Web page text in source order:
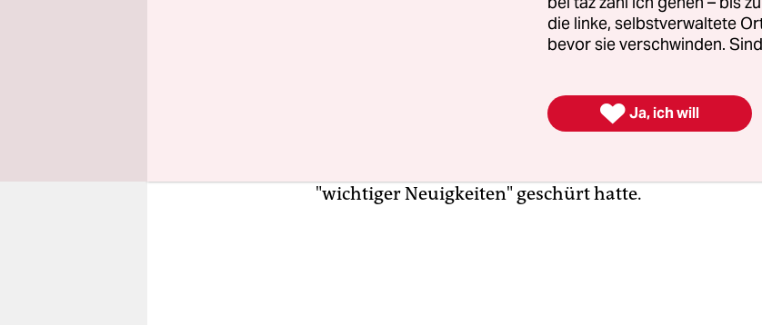
Sektionen der Kinderhilfsorganisation "Save the
Absichtserklärungen zu Ende gegangen. Zuvor hatte
"wichtiger Neuigkeiten" geschürt hatte.
die linke, selbstverwaltete
bevor sie verschwinden.
 Ja, ich will